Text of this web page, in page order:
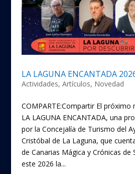
LA LAGUNA ENCANTADA
Actividades, Artículos, Novedad
COMPARTE:Compartir El
LA LAGUNA ENCANTADA, una
por la Concejalía de Turismo del
Cristóbal de La Laguna, que
de Canarias Mágica y Crónicas de
este 2026 la...